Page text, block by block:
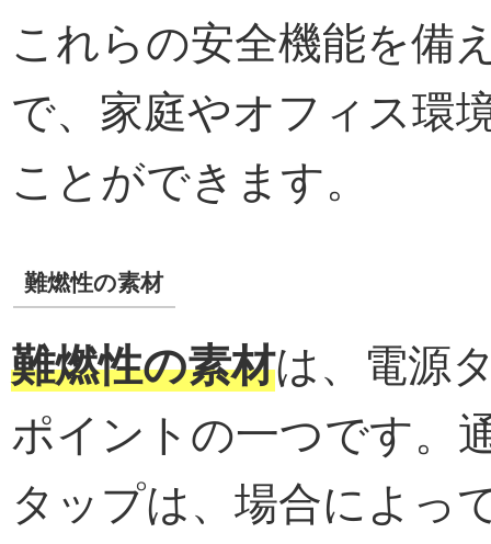
これらの安全機能を備
で、家庭やオフィス環
ことができます。
難燃性の素材
難燃性の素材は、電源
ポイントの一つです。
タップは、場合によっ